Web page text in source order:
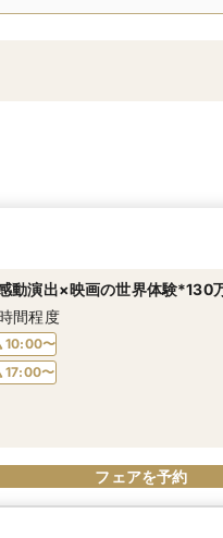
動演出×映画の世界体験*130
間程度
10:00〜
17:00〜
フェアを予約